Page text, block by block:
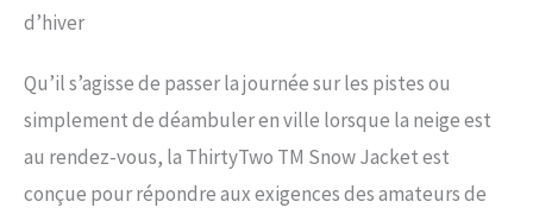
d’hiver
Qu’il s’agisse de passer la journée sur les pistes ou
simplement de déambuler en ville lorsque la neige est
au rendez-vous, la ThirtyTwo TM Snow Jacket est
conçue pour répondre aux exigences des amateurs de